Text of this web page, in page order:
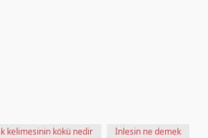
kelimesinin kökü nedir İnlesin ne demek